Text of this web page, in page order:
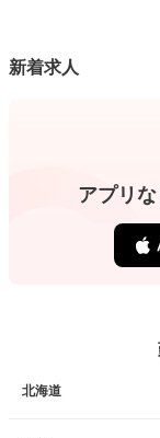
新着求人
アプリ
北海道